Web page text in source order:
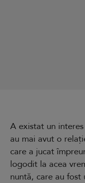
A existat un
au mai avut o
care a jucat
logodit la acea
nuntă, care au fost